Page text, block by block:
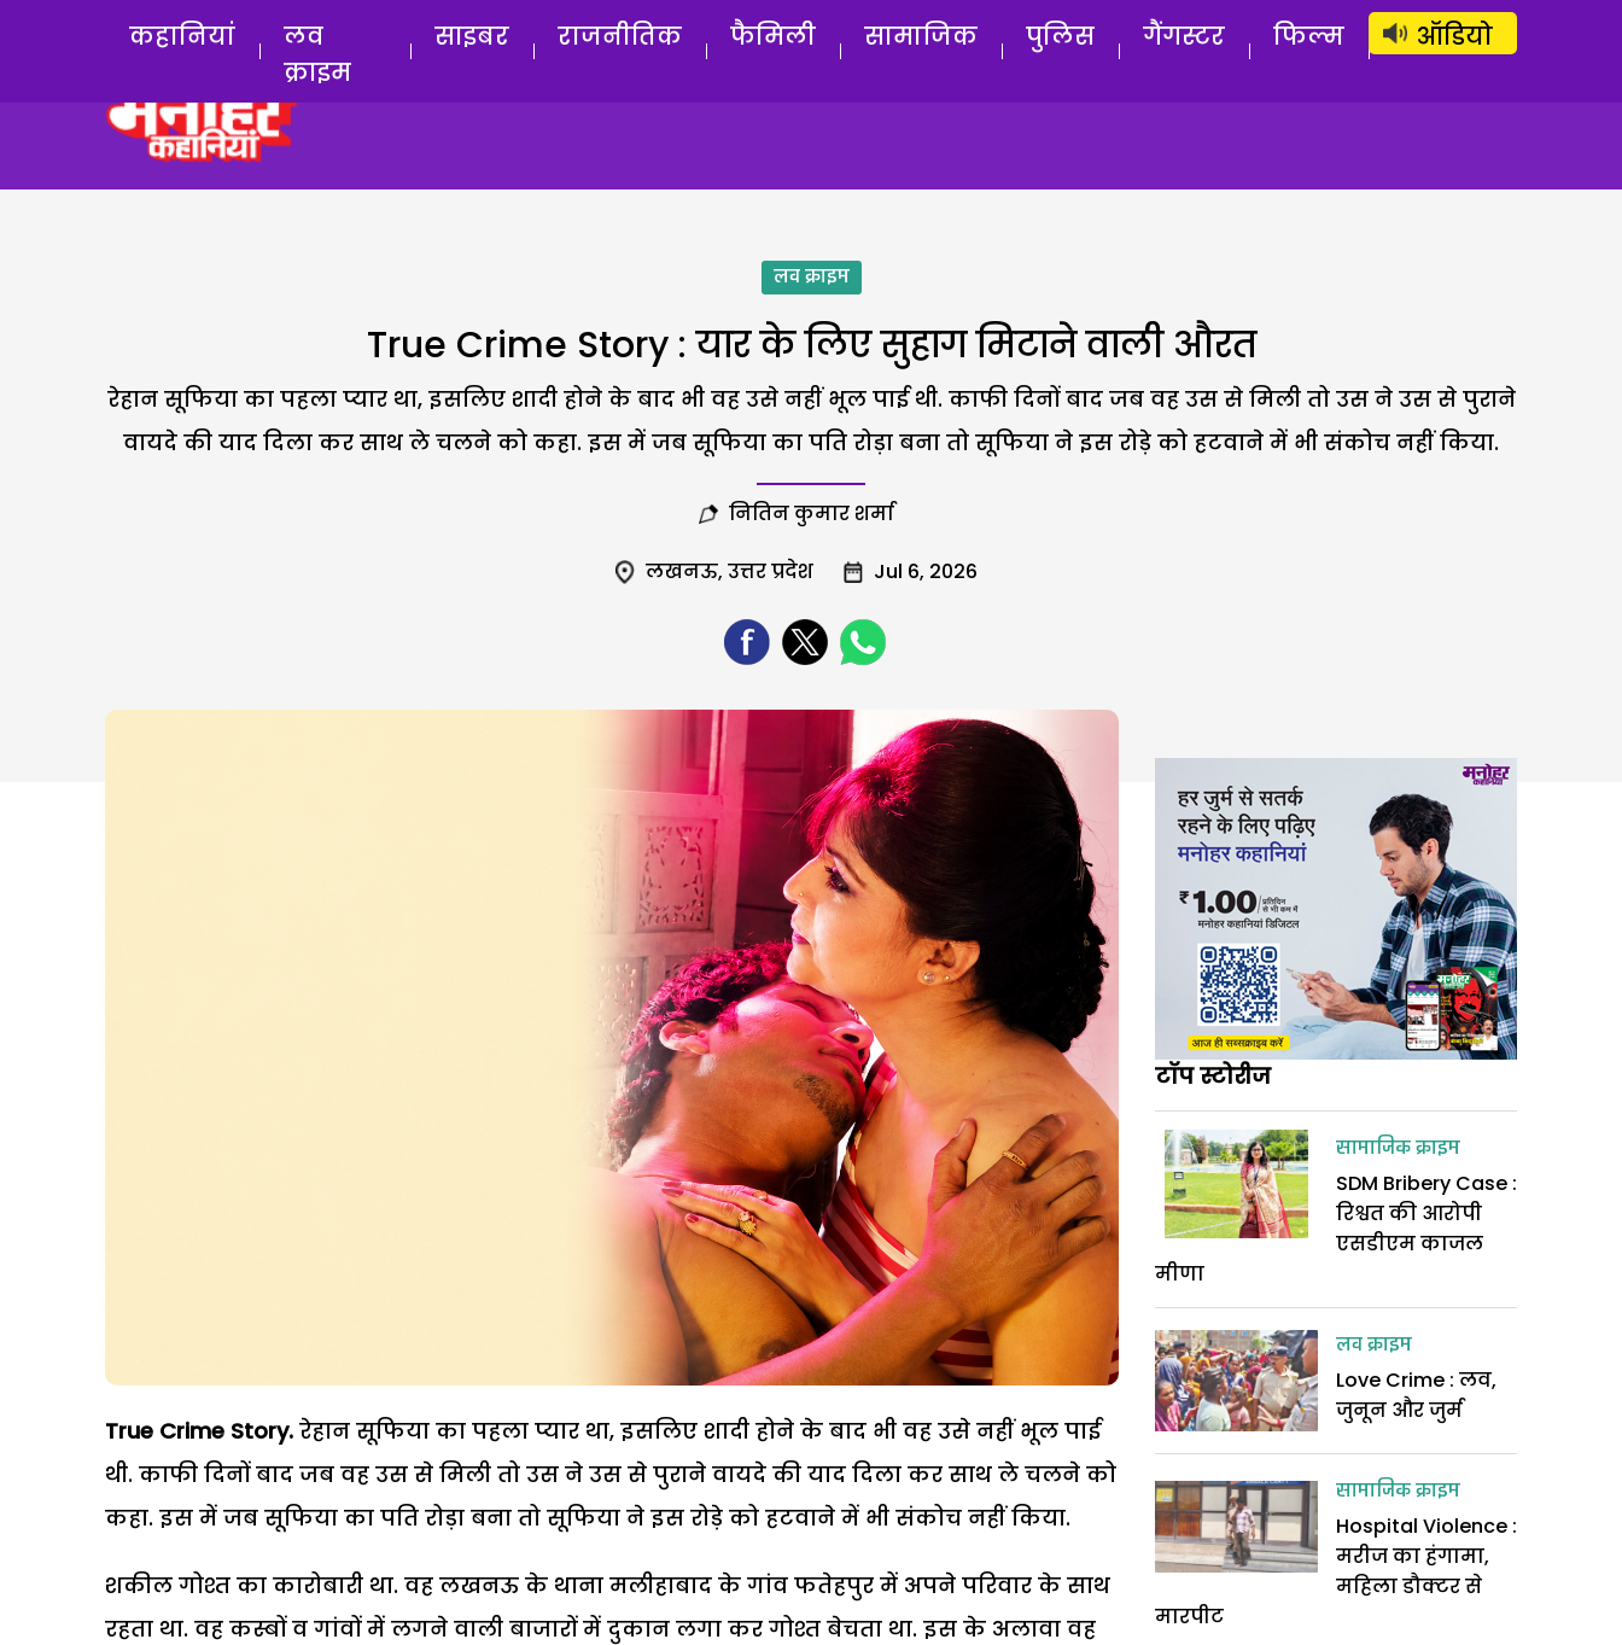
लॉग इन सब्सक्राइब करें
कहानियां
लव
क्राइम
साइबर राजनीतिक फैमिली सामाजिक पुलिस गैंगस्टर फिल्म ऑडियो
लव क्राइम
True Crime Story : यार के लिए सुहाग मिटाने वाली औरत
रेहान सूफिया का पहला प्यार था, इसलिए शादी होने के बाद भी वह उसे नहीं भूल पाई थी. काफी दिनों बाद जब वह उस से मिली तो उस ने उस से पुराने
वायदे की याद दिला कर साथ ले चलने को कहा. इस में जब सूफिया का पति रोड़ा बना तो सूफिया ने इस रोड़े को हटवाने में भी संकोच नहीं किया.
नितिन कुमार शर्मा
लखनऊ, उत्तर प्रदेश Jul 6, 2026
True Crime Story. रेहान सूफिया का पहला प्यार था, इसलिए शादी होने के बाद भी वह उसे नहीं भूल पाई
थी. काफी दिनों बाद जब वह उस से मिली तो उस ने उस से पुराने वायदे की याद दिला कर साथ ले चलने को
कहा. इस में जब सूफिया का पति रोड़ा बना तो सूफिया ने इस रोड़े को हटवाने में भी संकोच नहीं किया.
शकील गोश्त का कारोबारी था. वह लखनऊ के थाना मलीहाबाद के गांव फतेहपुर में अपने परिवार के साथ
रहता था. वह कस्बों व गांवों में लगने वाली बाजारों में दुकान लगा कर गोश्त बेचता था. इस के अलावा वह
टॉप स्टोरीज
सामाजिक क्राइम
SDM Bribery Case :
रिश्वत की आरोपी
एसडीएम काजल
मीणा
लव क्राइम
Love Crime : लव,
जुनून और जुर्म
सामाजिक क्राइम
Hospital Violence :
मरीज का हंगामा,
महिला डौक्टर से
मारपीट